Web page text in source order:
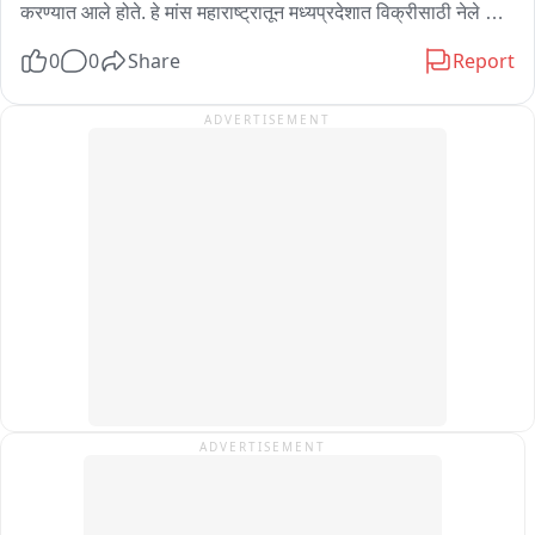
नीतीप्रमाणे जातीय सलोखा धार्मिक सलोखा तो संपवण्याचा काम यांनी केल
आहे. घटनात्मक दुरुस्ती करून न्याय देण्याचे काम करत आलं... असतं पण
करण्यात आले होते. हे मांस महाराष्ट्रातून मध्यप्रदेशात विक्रीसाठी नेले जात
आहे.0 0 Share Report
ADVERTISEMENT
ADVERTISEMENT